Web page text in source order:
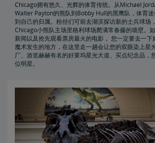
San Francisco湾区和Northern California
California Amtrak联程巴士可直达热门旅游景点
去North Carolina度假
去Oregon度假
寒假旅行
前往Florida的列车
Chicago拥有悠久、光辉的体育传统。从Michael
Walter Payton的熊队到Bobby Hull的黑鹰队，体育
到自己的归属。粉丝们可前去湖滨探访新的士兵球场
Chicago小熊队主场里格利球场爬满常春藤的墙壁。
新闻以及抢先观看票房最火的电影， 您一定要去一
魔术发生的地方，在这里走一趟会让您的双眼染上星
厂、游览赫赫有名的好莱坞星光大道、买点纪念品，
位明星。